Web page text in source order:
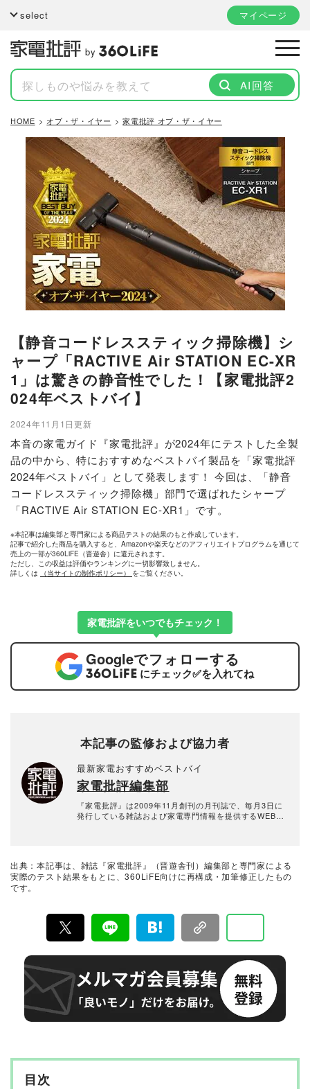
select マイページ
by
AI回答
HOME オブ・ザ・イヤー 家電批評 オブ・ザ・イヤー
【静音コードレススティック掃除機】シ
ャープ「RACTIVE Air STATION EC-XR
1」は驚きの静音性でした！【家電批評2
024年ベストバイ】
2024年11月1日更新
本音の家電ガイド『家電批評』が2024年にテストした全製
品の中から、特におすすめなベストバイ製品を「家電批評
2024年ベストバイ」として発表します！ 今回は、「静音
コードレススティック掃除機」部門で選ばれたシャープ
「RACTIVE Air STATION EC-XR1」です。
※本記事は編集部と専門家による商品テストの結果のもと作成しています。
記事で紹介した商品を購入すると、Amazonや楽天などのアフィリエイトプログラムを通じて
売上の一部が360LiFE（晋遊舎）に還元されます。
ただし、この収益は評価やランキングに一切影響致しません。
詳しくは
（当サイトの制作ポリシー） をご覧ください。
家電批評をいつでもチェック！
Googleでフォローする
にチェック✅を入れてね
本記事の監修および協力者
最新家電おすすめベストバイ
家電批評編集部
『家電批評』は2009年11月創刊の月刊誌で、毎月3日に
発行している雑誌および家電専門情報を提供するWEBメ
検証機関が実機テストを行い、価格やブランドに惑わさ
れることなく製品の本質的な性能を見極め、その良し悪
出典：本記事は、雑誌『家電批評』（晋遊舎刊）編集部と専門家による
実際のテスト結果をもとに、360LiFE向けに再構成・加筆修正したもの
です。
目次